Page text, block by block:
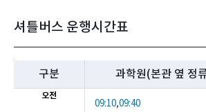
셔틀버스 운행시간표
과
원
구분 과학원(본관 옆 정
오전
09:10,09:40